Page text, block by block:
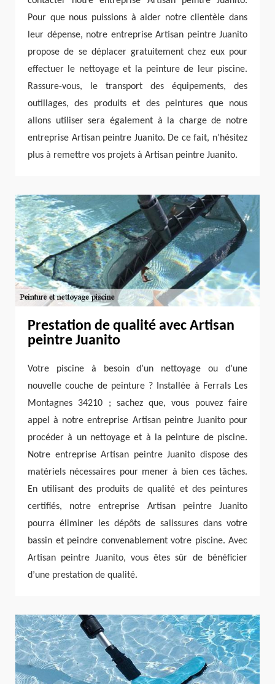
Pour que nous puissions à aider notre clientèle dans
leur dépense, notre entreprise Artisan peintre Juanito
propose de se déplacer gratuitement chez eux pour
effectuer le nettoyage et la peinture de leur piscine.
Rassure-vous, le transport des équipements, des
outillages, des produits et des peintures que nous
allons utiliser sera également à la charge de notre
entreprise Artisan peintre Juanito. De ce fait, n’hésitez
plus à remettre vos projets à Artisan peintre Juanito.
Prestation de qualité avec Artisan
peintre Juanito
Votre piscine à besoin d’un nettoyage ou d’une
nouvelle couche de peinture ? Installée à Ferrals Les
Montagnes 34210 ; sachez que, vous pouvez faire
appel à notre entreprise Artisan peintre Juanito pour
procéder à un nettoyage et à la peinture de piscine.
Notre entreprise Artisan peintre Juanito dispose des
matériels nécessaires pour mener à bien ces tâches.
En utilisant des produits de qualité et des peintures
certifiés, notre entreprise Artisan peintre Juanito
pourra éliminer les dépôts de salissures dans votre
bassin et peindre convenablement votre piscine. Avec
Artisan peintre Juanito, vous êtes sûr de bénéficier
d’une prestation de qualité.